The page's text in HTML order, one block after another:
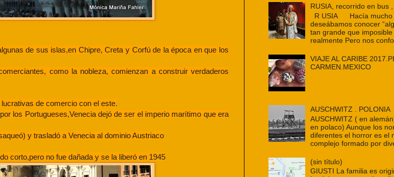
de sus islas,en Chipre, Creta y Corfú de la época en que los
como la nobleza, comienzan a construir verdaderos
de comercio con el este.
los Portugueses,Venecia dejó de ser el imperio marítimo que era
y trasladó a Venecia al dominio Austriaco
corto,pero no fue dañada y se la liberó en 1945
RUSIA, recorrido en bus
R USIA Hacía mucho
deseábamos conocer
tan grande que
realmente Pero nos
VIAJE AL CARIBE
CARMEN.MEXICO
AUSCHWITZ . POLONIA
AUSCHWITZ ( en
en polaco) Aunque los
diferentes el horror es el
complejo formado por
(sin título)
GIUSTI La familia es